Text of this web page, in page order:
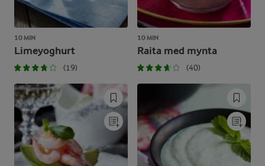
10 MIN
Limeyoghurt
(19)
10 MIN
Raita med mynta
(40)